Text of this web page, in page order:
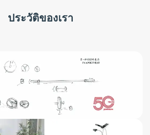
ประวัติของเรา